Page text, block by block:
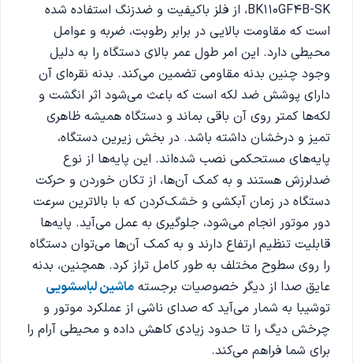
BK110GF4B-SK، از فلز باکیفیت و ضدزنگ استفاده شده
است که مقاومت بالایی در برابر رطوبت، ضربه و عوامل
محیطی دارد. این امر طول عمر بالای دستگاه را به دلیل
وجود چنین بدنه مقاومی تضمین می‌کند. بدنه نقره‌ای آن
دارای پوشش ضد لکه است که باعث می‌شود اثر انگشت و
لکه‌ها کمتر روی آن باقی بماند و دستگاه همیشه ظاهری
تمیز و درخشان داشته باشد. در بخش زیرین دستگاه،
پایه‌های مستحکمی نصب شده‌اند. این پایه‌ها از نوع
ضدلرزش هستند و به کمک آن‌ها، از تکان خوردن و حرکت
دستگاه در زمان آبکشی و خشک‌کردن که با بالاترین سرعت
دور موتور انجام می‌شود، جلوگیری به عمل می‌آید. پایه‌ها
قابلیت تنظیم ارتفاع دارند و به کمک آن‌ها می‌توان دستگاه
را روی سطوح مختلف به طور کامل تراز کرد. همچنین، بدنه
عایق صدا از دیگر خصوصیات برجسته ماشین لباسشویی
توشیبا به شمار می‌آید که صدای ناشی از عملکرد موتور و
چرخش دیگ را تا حدود زیادی کاهش داده و محیطی آرام را
برای شما فراهم می‌کند.